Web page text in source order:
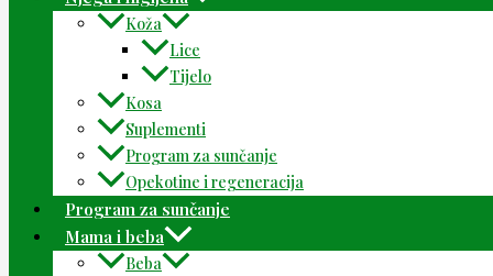
Koža
Lice
Tijelo
Kosa
Suplementi
Program za sunčanje
Opekotine i regeneracija
Program za sunčanje
Mama i beba
Beba